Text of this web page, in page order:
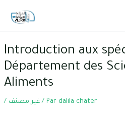
Introduction aux
Département des
Aliments
/ غير مصنف/ Par dalila chater